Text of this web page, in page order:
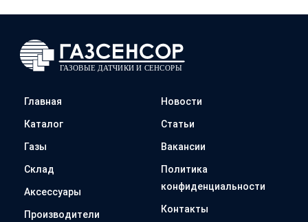
Главная
Каталог
Газы
Склад
Аксессуары
Производители
Новости
Статьи
Вакансии
Политика
конфиденциальности
Контакты